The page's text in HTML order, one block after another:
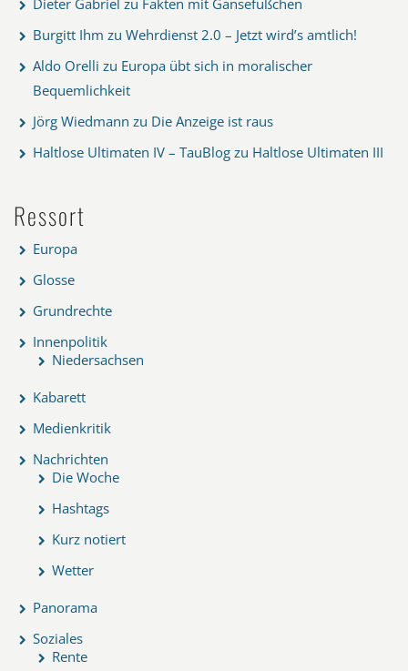
Burgitt Ihm zu Wehrdienst 2.0 – Jetzt wird’s amtlich!
Aldo Orelli zu Europa übt sich in moralischer
Bequemlichkeit
Jörg Wiedmann zu Die Anzeige ist raus
Haltlose Ultimaten IV – TauBlog zu Haltlose Ultimaten III
Ressort
Europa
Glosse
Grundrechte
Innenpolitik
Niedersachsen
Kabarett
Medienkritik
Nachrichten
Die Woche
Hashtags
Kurz notiert
Wetter
Panorama
Soziales
Rente